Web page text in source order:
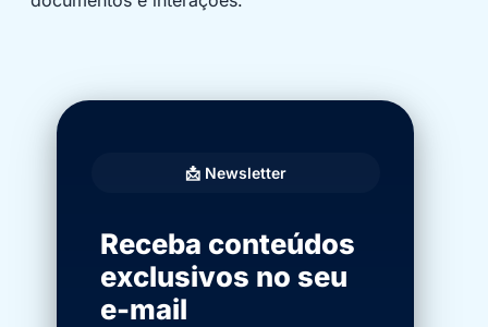
📩 Newsletter
Receba conteúdos
exclusivos no seu
e-mail